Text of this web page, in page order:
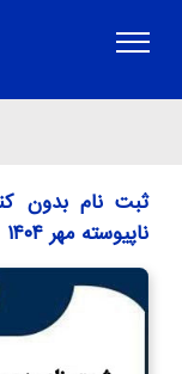
ثبت نام بدون
ناپیوسته مهر ۱۴۰۴